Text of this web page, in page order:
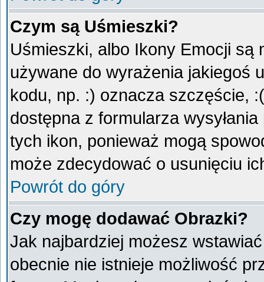
Czym są Uśmieszki?
Uśmieszki, albo Ikony Emocji są
używane do wyrażenia jakiegoś
kodu, np. :) oznacza szczęście,
dostępna z formularza
tych ikon, ponieważ mogą
może zdecydować o usunięciu
Powrót do góry
Czy mogę dodawać Obrazki?
Jak najbardziej możesz
obecnie nie istnieje możliwość